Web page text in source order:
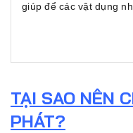
giúp để các vật dụng
TẠI SAO NÊN
PHÁT?